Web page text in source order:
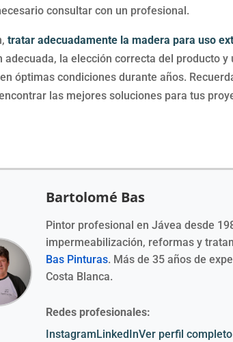
consultar con un profesional.
tratar adecuadamente la madera para uso
adecuada, la elección correcta del producto
óptimas condiciones durante años.
las mejores soluciones para tus
Bartolomé Bas
Pintor profesional en Jávea desde
impermeabilización, reformas y
Bas Pinturas. Más de 35 años de
Costa Blanca.
Redes profesionales:
Instagram LinkedInVer perfil completo